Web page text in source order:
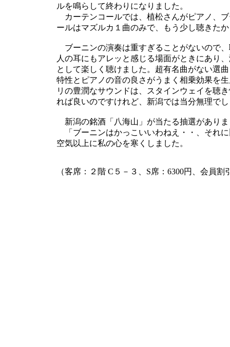
ルを鳴らして終わりになりました。
カーテンコールでは、植松さんがピアノ、
ールはマズルカ１曲のみで、もう少し聴きた
ブーニンの演奏は重すぎることがないので
人の耳にもアレッと感じる場面がときにあり
として楽しく聴けました。超有名曲がない選
特性とピアノの音の良さがうまく相乗効果を
リの豊潤なサウンドは、スタインウェイを聴
れば良いのですけれど、新潟では当分無理で
新潟の銘酒「八海山」が当たる抽選があり
「ブーニンはかっこいいわねえ・・、それ
空気以上に私の心を寒くしました。
（客席：２階 C５－３、S席：6300円、会員割